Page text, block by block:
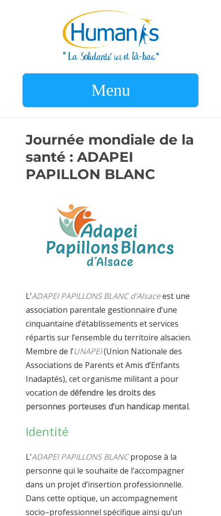
Menu
Journée mondiale de la
santé : ADAPEI
PAPILLON BLANC
L’ADAPEI PAPILLONS BLANC d’Alsaceest une
association parentale gestionnaire d’une
cinquantaine d’établissements et services
répartis sur l’ensemble du territoire alsacien.
Membre de l’UNAPEI(Union Nationale des
Associations de Parents et Amis d’Enfants
Inadaptés), cet organisme militant a pour
vocation de défendre les droits des
personnes porteuses d’un handicap mental.
Identité
L’ADAPEI PAPILLONS BLANC propose à la
personne qui le souhaite de l’accompagner
dans un projet d’insertion professionnelle.
Dans cette optique, un accompagnement
socio–professionnel spécifique ainsi qu’un